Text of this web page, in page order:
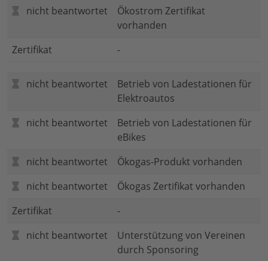
nicht beantwortet
Ökostrom Zertifikat
vorhanden
Zertifikat
-
nicht beantwortet
Betrieb von Ladestationen für
Elektroautos
nicht beantwortet
Betrieb von Ladestationen für
eBikes
nicht beantwortet
Ökogas-Produkt vorhanden
nicht beantwortet
Ökogas Zertifikat vorhanden
Zertifikat
-
nicht beantwortet
Unterstützung von Vereinen
durch Sponsoring